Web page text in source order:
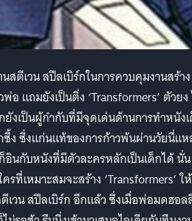
นสตีเวน สปีลเบิร์กในการควบคุมงานสร้าง
พ่อ แถมยังเป็นติ่ง ‘Transformers’ ตัวยง
ยังเป็นผู้กำกับที่มีจุดเด่นด้านการทำหนัง
ง ซึ่งแก่นแท้ของการก้าวพ้นผ่านวัยนี่แ
นกับหนังที่มีตัวละครหลักเป็นเด็กได้ นั่น
รที่เหมาะสมจะสร้าง ‘Transformers’ ให้
เวน สปีลเบิร์ก อีกแล้ว ซึ่งเมื่อพ่อมดฮอล